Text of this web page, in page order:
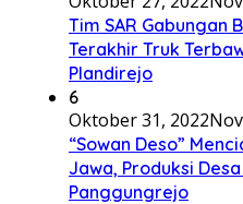
Tim SAR Gabungan
Terakhir Truk
Plandirejo
6
Oktober 31, 2022
“Sowan Deso”
Jawa, Produksi
Panggungrejo